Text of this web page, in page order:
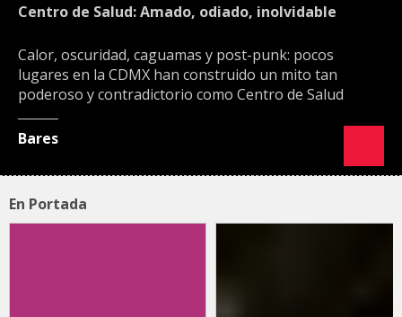
Centro de Salud: Amado, odiado, inolvidable
Calor, oscuridad, caguamas y post-punk: pocos
lugares en la CDMX han construido un mito tan
poderoso y contradictorio como Centro de Salud
Bares
En Portada